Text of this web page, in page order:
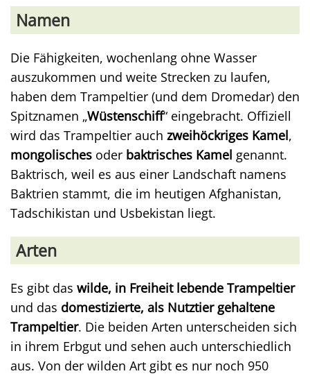
Namen
Die Fähigkeiten, wochenlang ohne Wasser
auszukommen und weite Strecken zu laufen,
haben dem Trampeltier (und dem Dromedar) den
Spitznamen „Wüstenschiff“ eingebracht. Offiziell
wird das Trampeltier auch zweihöckriges Kamel,
mongolisches oder baktrisches Kamel genannt.
Baktrisch, weil es aus einer Landschaft namens
Baktrien stammt, die im heutigen Afghanistan,
Tadschikistan und Usbekistan liegt.
Arten
Es gibt das wilde, in Freiheit lebende Trampeltier
und das domestizierte, als Nutztier gehaltene
Trampeltier. Die beiden Arten unterscheiden sich
in ihrem Erbgut und sehen auch unterschiedlich
aus. Von der wilden Art gibt es nur noch 950